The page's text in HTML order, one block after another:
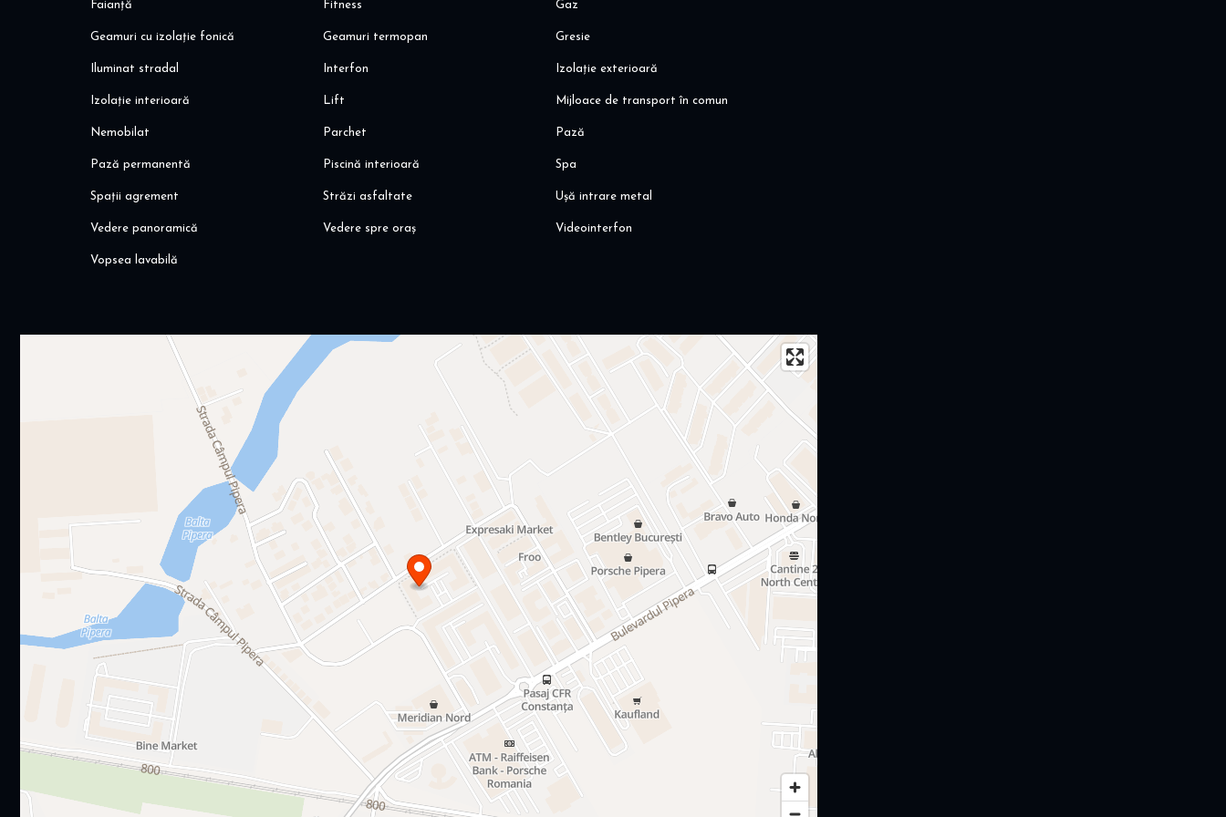
Faianță Fitness Gaz
Geamuri cu izolație fonică Geamuri termopan Gresie
Iluminat stradal Interfon Izolație exterioară
Izolație interioară Lift Mijloace de transport în comun
Nemobilat Parchet Pază
Pază permanentă Piscină interioară Spa
Spații agrement Străzi asfaltate Ușă intrare metal
Vedere panoramică Vedere spre oraș Videointerfon
Vopsea lavabilă